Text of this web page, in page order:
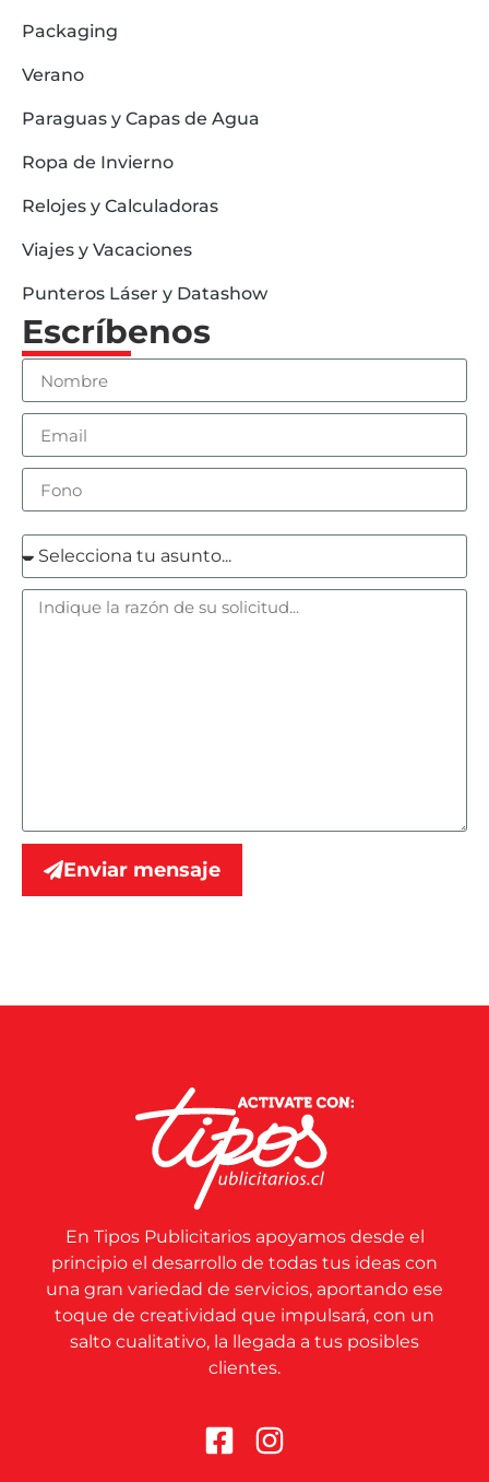
Packaging
Verano
Paraguas y Capas de Agua
Ropa de Invierno
Relojes y Calculadoras
Viajes y Vacaciones
Punteros Láser y Datashow
Escríbenos
Enviar mensaje
En Tipos Publicitarios apoyamos desde el
principio el desarrollo de todas tus ideas con
una gran variedad de servicios, aportando ese
toque de creatividad que impulsará, con un
salto cualitativo, la llegada a tus posibles
clientes.